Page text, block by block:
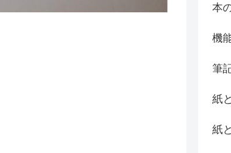
本
機
筆
紙
紙